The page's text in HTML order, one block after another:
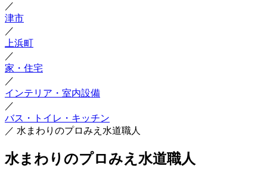
／
津市
／
上浜町
／
家・住宅
／
インテリア・室内設備
／
バス・トイレ・キッチン
／ 水まわりのプロみえ水道職人
水まわりのプロみえ水道職人